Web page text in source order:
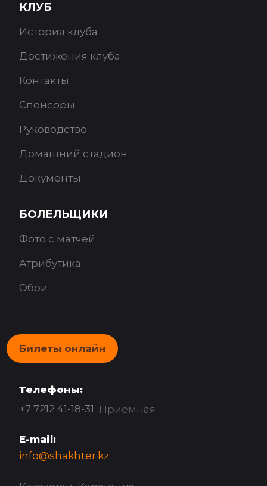
КЛУБ
История клуба
Достижения клуба
Контакты
Спонсоры
Руководство
Домашний стадион
Документы
БОЛЕЛЬЩИКИ
Фото с матчей
Атрибутика
Обои
Билеты онлайн
Телефоны:
+7 7212 41-18-31 Приёмная
E-mail:
info@shakhter.kz